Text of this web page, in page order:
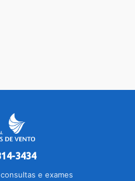
3434
e exames